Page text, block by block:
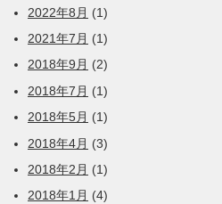
2022年8月 (1)
2021年7月 (1)
2018年9月 (2)
2018年7月 (1)
2018年5月 (1)
2018年4月 (3)
2018年2月 (1)
2018年1月 (4)